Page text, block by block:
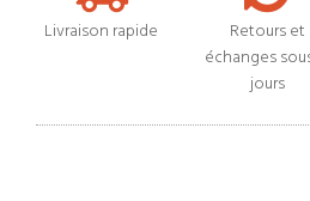
Livraison rapide
Retours et
échanges
jours